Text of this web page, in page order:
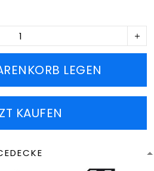
LEGEN
KAUFEN